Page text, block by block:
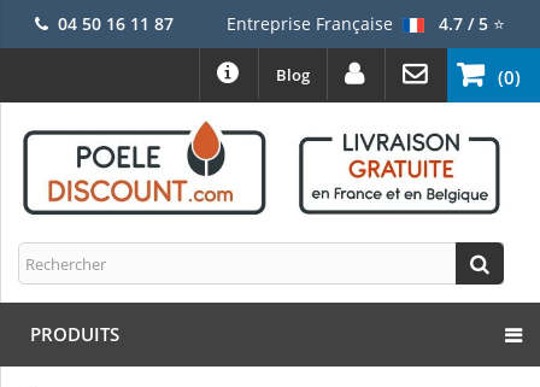
04 50 16 11 87 Entreprise Française 4.7 / 5⭐
(0)
Blog
PRODUITS